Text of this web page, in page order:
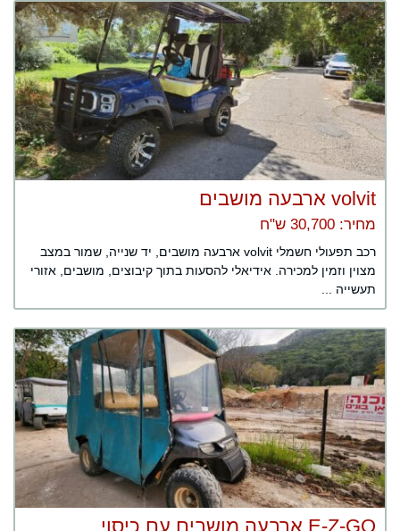
volvit ארבעה מושבים
מחיר: 30,700 ש"ח
רכב תפעולי חשמלי volvit ארבעה מושבים, יד שנייה, שמור במצב
מצוין וזמין למכירה. אידיאלי להסעות בתוך קיבוצים, מושבים, אזורי
תעשייה ...
E-Z-GO ארבעה מושבים עם כיסוי